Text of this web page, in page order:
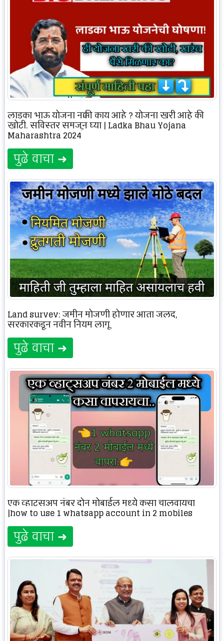
लाडका भाऊ योजना नक्की काय आहे ? योजना खरी आहे की
खोटी, सविस्तर समजून घ्या | Ladka Bhau Yojana
Maharashtra 2024
पुढे वाचा ➜
Land survey: जमीन मोजणी होणार आता जलद,
सरकारकडून नवीन नियम लागू
पुढे वाचा ➜
एक व्हाट्सअप नंबर दोन मोबाईल मध्ये कसा चालवायचा
|how to use 1 whatsapp account in 2 mobiles
पुढे वाचा ➜